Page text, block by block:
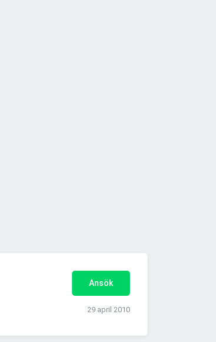
Ansök
29 april 2010